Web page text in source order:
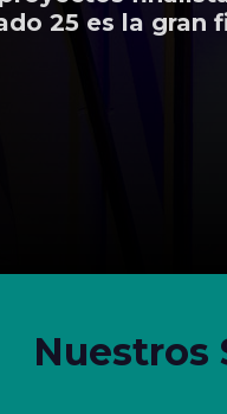
25 es la gran
Nuestros